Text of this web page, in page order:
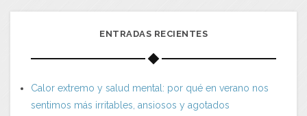
ENTRADAS RECIENTES
Calor extremo y salud mental: por qué en verano nos
sentimos más irritables, ansiosos y agotados